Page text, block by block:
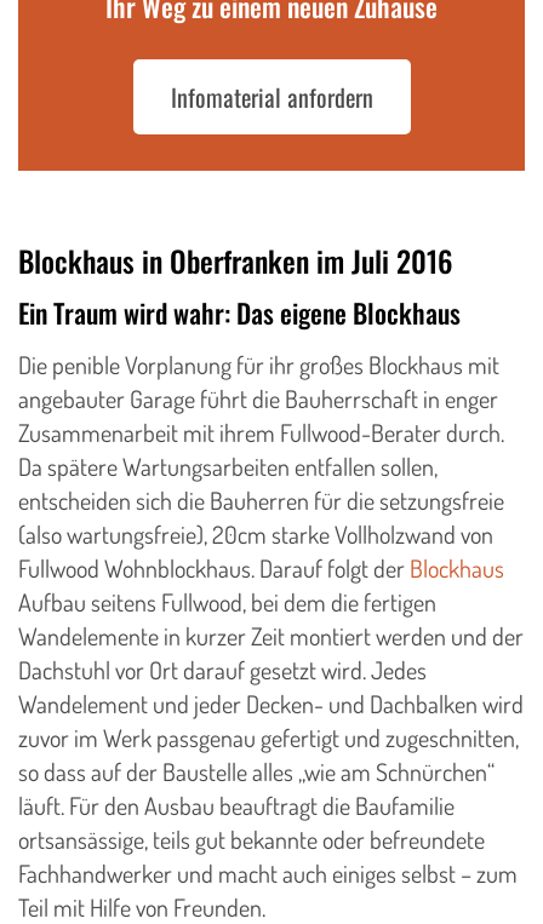
Infomaterial anfordern
Blockhaus in Oberfranken im Juli 2016
Ein Traum wird wahr: Das eigene Blockhaus
Die penible Vorplanung für ihr großes Blockhaus mit
angebauter Garage führt die Bauherrschaft in enger
Zusammenarbeit mit ihrem Fullwood-Berater durch.
Da spätere Wartungsarbeiten entfallen sollen,
entscheiden sich die Bauherren für die setzungsfreie
(also wartungsfreie), 20cm starke Vollholzwand von
Fullwood Wohnblockhaus. Darauf folgt derBlockhaus
Aufbau seitens Fullwood, bei dem die fertigen
Wandelemente in kurzer Zeit montiert werden und der
Dachstuhl vor Ort darauf gesetzt wird. Jedes
Wandelement und jeder Decken- und Dachbalken wird
zuvor im Werk passgenau gefertigt und zugeschnitten,
so dass auf der Baustelle alles „wie am Schnürchen“
läuft. Für den Ausbau beauftragt die Baufamilie
ortsansässige, teils gut bekannte oder befreundete
Fachhandwerker und macht auch einiges selbst – zum
Teil mit Hilfe von Freunden.